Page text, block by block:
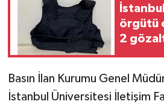
örgütü
2
Basın İlan Kurumu Genel
İstanbul Üniversitesi İletişim